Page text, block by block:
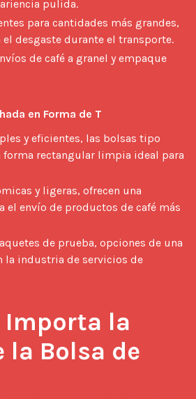
pulida.
para cantidades más grandes,
desgaste durante el transporte.
de café a granel y empaque
en Forma de T
y eficientes, las bolsas tipo
forma rectangular limpia ideal para
y ligeras, ofrecen una
el envío de productos de café más
de prueba, opciones de una
la industria de servicios de
Importa la
la Bolsa de